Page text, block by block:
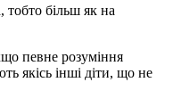
тобто більш як на
певне розуміння
якісь інші діти, що не